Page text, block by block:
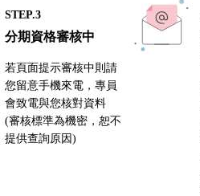
STEP.3
分期資格審核中
若頁面提示審核中則請
您留意手機來電，專員
會致電與您核對資料
(審核標準為機密，恕不
提供查詢原因)